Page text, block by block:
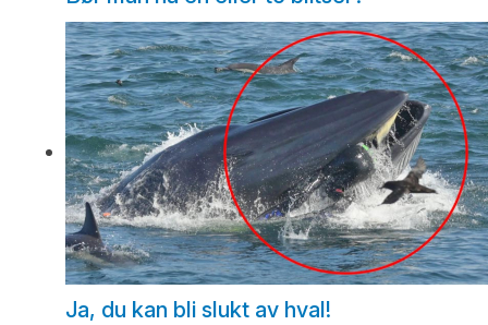
Ja, du kan bli slukt av hval!